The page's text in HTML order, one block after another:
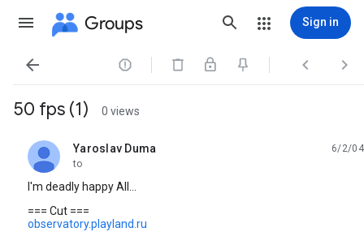
Groups Sign in
   
50 fps (1) 0 views
Yaroslav Duma
unread,
6/2/04
to
I'm deadly happy All...
=== Cut ===
observatory.playland.ru